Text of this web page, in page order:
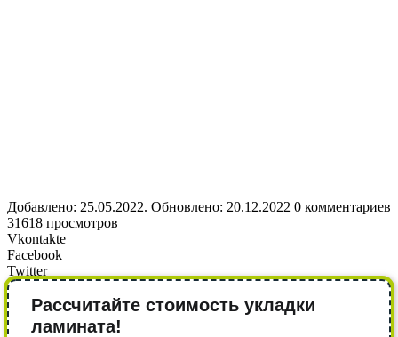
Добавлено: 25.05.2022. Обновлено: 20.12.2022 0 комментариев
31618 просмотров
Vkontakte
Facebook
Twitter
Рассчитайте стоимость укладки
ламината!